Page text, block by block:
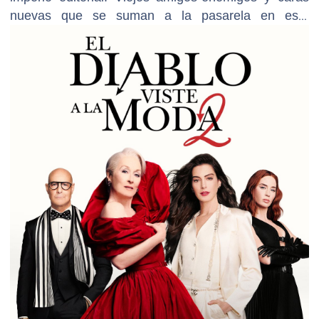
nuevas que se suman a la pasarela en esta
elegante secuela.